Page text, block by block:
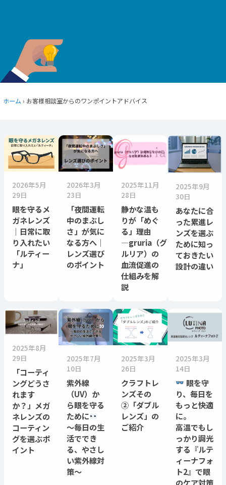
ホーム › お客様相談室からのワンポイントアドバイス
2026年5月
29日
眼を守るメ
ガネレンズ
｜日常に取
り入れたい
「ルティー
ナ」
2026年3月
23日
「夜間運転
中のまぶし
さ」が気に
なる方へ｜
レンズ選び
のポイント
2025年11月
28日
静かな温も
りが「めぐ
る」理由
―gruria（グ
ルリア）の
血流促進の
仕組みを解
説
2025年9月
30日
あなたに合
った累進レ
ンズを選ぶ
ために知っ
ておきたい
設計の違い
2025年8月
29日
「コーティ
ングどうさ
れます
か？」メガ
ネレンズの
コーティン
グを選ぶポ
イント
2025年7月
10日
紫外線
（UV）か
ら眼を守る
ために
〜毎日の生
活ででき
る、やさし
い紫外線対
策〜
2025年3月
26日
クラフトレ
ンズその
②「ダブル
レンズ」の
ご紹介
2025年3月
14日
眼を守
り、毎日を
もっと快適
に
高温でもし
っかり調光
する『ルテ
ィーナフォ
ト2』で眼
のケア対策